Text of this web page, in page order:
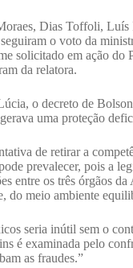
Dias Toffoli,
o voto da
solicitado em ação do
da relatora.
o decreto de
uma proteção
de retirar a
prevalecer, pois a
entre os três órgãos
do meio ambiente
seria inútil sem o
é examinada pelo
as fraudes.”